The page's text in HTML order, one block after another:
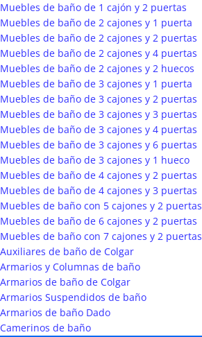
Muebles de baño de 1 cajón y 2 puertas
Muebles de baño de 2 cajones y 1 puerta
Muebles de baño de 2 cajones y 2 puertas
Muebles de baño de 2 cajones y 4 puertas
Muebles de baño de 2 cajones y 2 huecos
Muebles de baño de 3 cajones y 1 puerta
Muebles de baño de 3 cajones y 2 puertas
Muebles de baño de 3 cajones y 3 puertas
Muebles de baño de 3 cajones y 4 puertas
Muebles de baño de 3 cajones y 6 puertas
Muebles de baño de 3 cajones y 1 hueco
Muebles de baño de 4 cajones y 2 puertas
Muebles de baño de 4 cajones y 3 puertas
Muebles de baño con 5 cajones y 2 puertas
Muebles de baño de 6 cajones y 2 puertas
Muebles de baño con 7 cajones y 2 puertas
Auxiliares de baño de Colgar
Armarios y Columnas de baño
Armarios de baño de Colgar
Armarios Suspendidos de baño
Armarios de baño Dado
Camerinos de baño